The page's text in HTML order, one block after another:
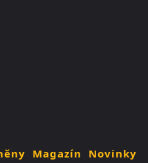
Magazín Novinky